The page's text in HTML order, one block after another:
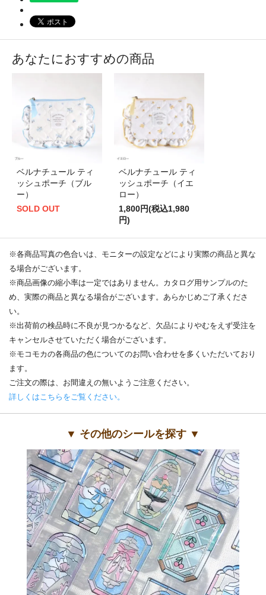
あなたにおすすめの商品
ベルナチュール ティ
ッシュポーチ（ブル
ー）
SOLD OUT
ベルナチュール ティ
ッシュポーチ（イエ
ロー）
1,800円(税込1,980
円)
※各商品写真の色合いは、モニターの設定などにより実際の商品と異な
る場合がございます。
※商品画像の縮小率は一定ではありません。カタログ用サンプルのた
め、実際の商品と異なる場合がございます。あらかじめご了承くださ
い。
※出荷前の検品時に不良が見つかるなど、欠品によりやむをえず受注を
キャンセルさせていただく場合がございます。
※モコモカの各商品の色についてのお問い合わせを多くいただいており
ます。
ご注文の際は、お間違えの無いようご注意ください。
詳しくはこちらをご覧ください。
▼ その他のシールを探す ▼